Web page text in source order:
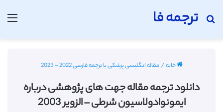
ترجمه فا
جستجو برای
خانه/مقاله انگلیسی پزشکی با ترجمه فارسی 2022 - 2023
دانلود ترجمه مقاله جهت های پژوهشی درباره
ايمونوادولاسيون شرطی – الزویر 2003